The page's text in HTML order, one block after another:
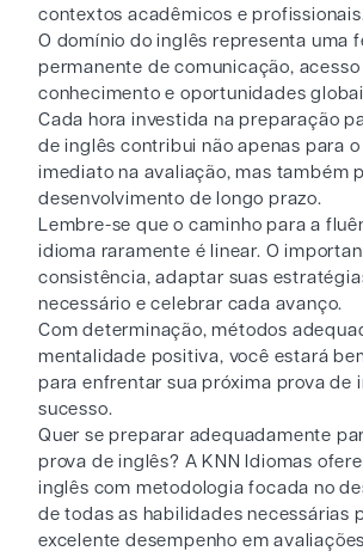
contextos acadêmicos e
O domínio do inglês representa uma
permanente de comunicação, acesso
conhecimento e oportunidades
Cada hora investida na preparação
de inglês contribui não apenas para o
imediato na avaliação, mas também
desenvolvimento de longo prazo.
Lembre-se que o caminho para a
idioma raramente é linear. O
consistência, adaptar suas
necessário e celebrar cada avanço.
Com determinação, métodos
mentalidade positiva, você estará
para enfrentar sua próxima prova de
sucesso.
Quer se preparar adequadamente
prova de inglês? A KNN Idiomas
inglês com metodologia focada no
de todas as habilidades necessárias
excelente desempenho em